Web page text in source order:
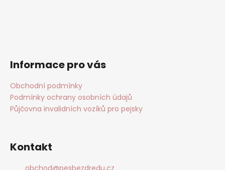
Informace pro vás
Obchodní podmínky
Podmínky ochrany osobních údajů
Půjčovna invalidních vozíků pro pejsky
Kontakt
obchod@pesbezdredu.cz